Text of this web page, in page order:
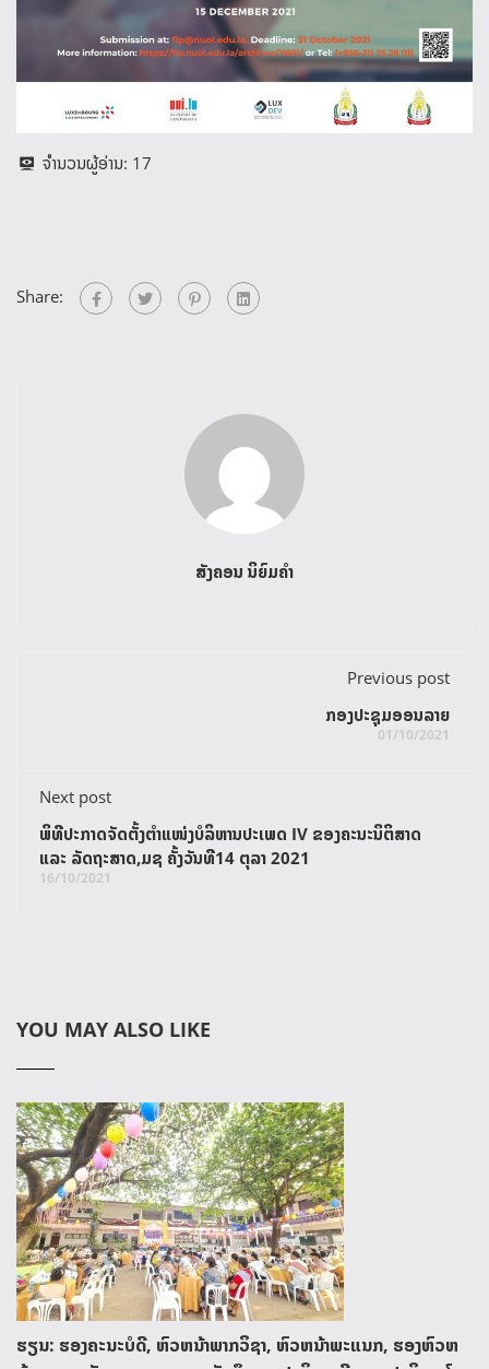
ຈຳນວນຜູ້ອ່ານ: 17
Share:
ສັງຄອນ ນິຍົມຄໍາ
Previous post
ກອງປະຊຸມອອນລາຍ
01/10/2021
Next post
ພິທີປະກາດຈັດຕັ້ງຕໍາແໜ່ງບໍລິຫານປະເພດ IV ຂອງຄະນະນິຕິສາດ
ແລະ ລັດຖະສາດ,ມຊ ຄັ້ງວັນທີ14 ຕຸລາ 2021
16/10/2021
YOU MAY ALSO LIKE
ຮຽນ: ຮອງຄະນະບໍດີ, ຫົວຫນ້າພາກວິຊາ, ຫົວຫນ້າພະແນກ, ຮອງຫົວຫ